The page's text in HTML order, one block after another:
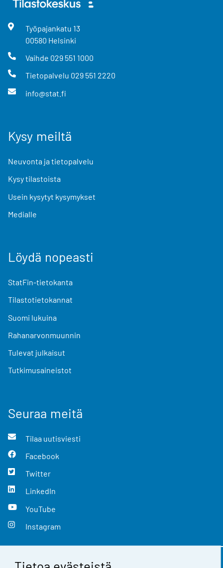
Työpajankatu 13
00580 Helsinki
Vaihde 029 551 1000
Tietopalvelu 029 551 2220
info@stat.fi
Kysy meiltä
Neuvonta ja tietopalvelu
Kysy tilastoista
Usein kysytyt kysymykset
Medialle
Löydä nopeasti
StatFin-tietokanta
Tilastotietokannat
Suomi lukuina
Rahanarvonmuunnin
Tulevat julkaisut
Tutkimusaineistot
Seuraa meitä
Tilaa uutisviesti
Facebook
Twitter
LinkedIn
YouTube
Instagram